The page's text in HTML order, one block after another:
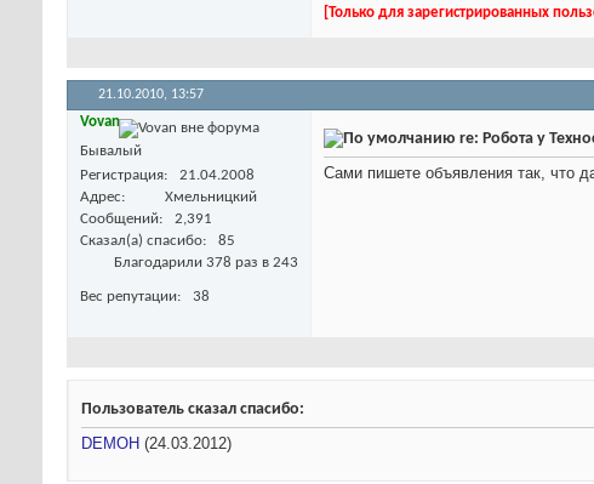
[Только для зарегистрированных
21.10.2010, 13:57
Vovan
Бывалый
Регистрация
21.04.2008
Адрес
Хмельницкий
Сообщений
2,391
Сказал(а) спасибо
85
Благодарили 378 раз в 243
Вес репутации 38
re: Робота у
Сами пишете объявления так, что
Пользователь сказал cпасибо:
DEMOH (24.03.2012)